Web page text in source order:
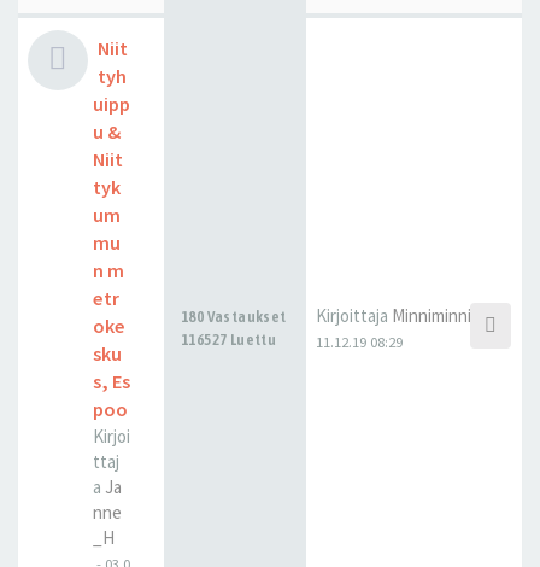
Niit
tyh
uipp
u &
Niit
tyk
um
mu
n m
etr
oke
sku
s, Es
poo
Kirjoi
ttaj
a Ja
nne
_H
180 Vastaukset
116527 Luettu
Kirjoittaja Minniminni
11.12.19 08:29